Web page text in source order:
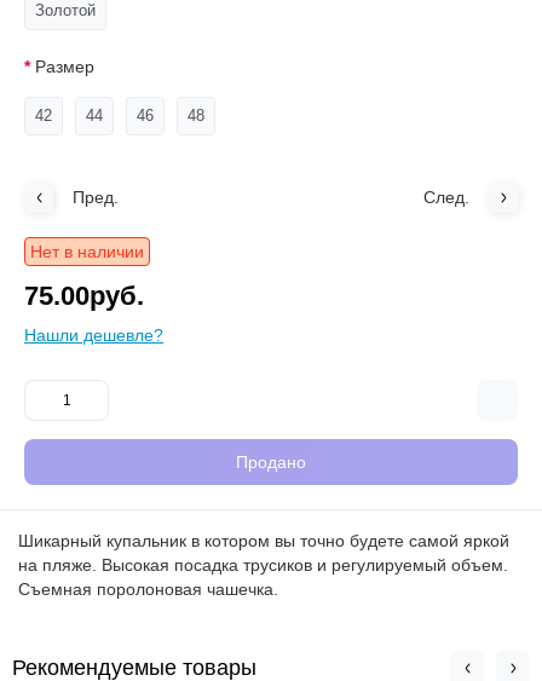
Золотой
Размер
42 44 46 48
Пред. След.
Нет в наличии
75.00руб.
Нашли дешевле?
Продано
Шикарный купальник в котором вы точно будете самой яркой
на пляже. Высокая посадка трусиков и регулируемый объем.
Съемная поролоновая чашечка.
Рекомендуемые товары